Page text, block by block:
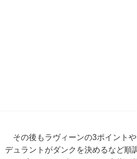
その後もラヴィーンの3ポイント
デュラントがダンクを決めるなど順